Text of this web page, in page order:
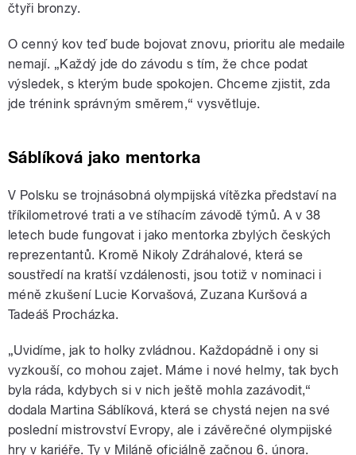
čtyři bronzy.
O cenný kov teď bude bojovat znovu, prioritu ale medaile
nemají. „Každý jde do závodu s tím, že chce podat
výsledek, s kterým bude spokojen. Chceme zjistit, zda
jde trénink správným směrem,“ vysvětluje.
Sáblíková jako mentorka
V Polsku se trojnásobná olympijská vítězka představí na
tříkilometrové trati a ve stíhacím závodě týmů. A v 38
letech bude fungovat i jako mentorka zbylých českých
reprezentantů. Kromě Nikoly Zdráhalové, která se
soustředí na kratší vzdálenosti, jsou totiž v nominaci i
méně zkušení Lucie Korvašová, Zuzana Kuršová a
Tadeáš Procházka.
„Uvidíme, jak to holky zvládnou. Každopádně i ony si
vyzkouší, co mohou zajet. Máme i nové helmy, tak bych
byla ráda, kdybych si v nich ještě mohla zazávodit,“
dodala Martina Sáblíková, která se chystá nejen na své
poslední mistrovství Evropy, ale i závěrečné olympijské
hry v kariéře. Ty v Miláně oficiálně začnou 6. února.